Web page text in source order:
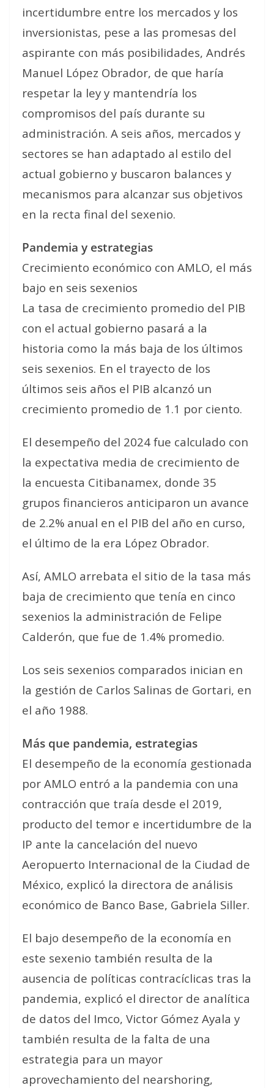
incertidumbre entre los mercados y los
inversionistas, pese a las promesas del
aspirante con más posibilidades, Andrés
Manuel López Obrador, de que haría
respetar la ley y mantendría los
compromisos del país durante su
administración. A seis años, mercados y
sectores se han adaptado al estilo del
actual gobierno y buscaron balances y
mecanismos para alcanzar sus objetivos
en la recta final del sexenio.
Pandemia y estrategias
Crecimiento económico con AMLO, el más
bajo en seis sexenios
La tasa de crecimiento promedio del PIB
con el actual gobierno pasará a la
historia como la más baja de los últimos
seis sexenios. En el trayecto de los
últimos seis años el PIB alcanzó un
crecimiento promedio de 1.1 por ciento.
El desempeño del 2024 fue calculado con
la expectativa media de crecimiento de
la encuesta Citibanamex, donde 35
grupos financieros anticiparon un avance
de 2.2% anual en el PIB del año en curso,
el último de la era López Obrador.
Así, AMLO arrebata el sitio de la tasa más
baja de crecimiento que tenía en cinco
sexenios la administración de Felipe
Calderón, que fue de 1.4% promedio.
Los seis sexenios comparados inician en
la gestión de Carlos Salinas de Gortari, en
el año 1988.
Más que pandemia, estrategias
El desempeño de la economía gestionada
por AMLO entró a la pandemia con una
contracción que traía desde el 2019,
producto del temor e incertidumbre de la
IP ante la cancelación del nuevo
Aeropuerto Internacional de la Ciudad de
México, explicó la directora de análisis
económico de Banco Base, Gabriela Siller.
El bajo desempeño de la economía en
este sexenio también resulta de la
ausencia de políticas contracíclicas tras la
pandemia, explicó el director de analítica
de datos del Imco, Victor Gómez Ayala y
también resulta de la falta de una
estrategia para un mayor
aprovechamiento del nearshoring,